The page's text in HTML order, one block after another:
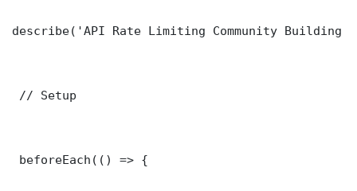
describe('API Rate Limiting Community
// Setup
beforeEach(() => {